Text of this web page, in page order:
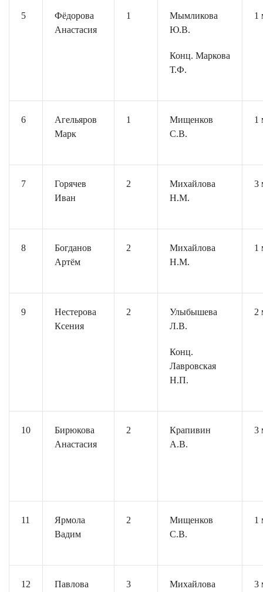
5
Фёдорова
Анастасия
1
Мымликова
Ю.В.
Конц. Маркова
Т.Ф.
1
6
Агельяров
Марк
1
Мищенков
С.В.
1
7
Горячев
Иван
2
Михайлова
Н.М.
3
8
Богданов
Артём
2
Михайлова
Н.М.
1
9
Нестерова
Ксения
2
Улыбышева
Л.В.
Конц.
Лавровская
Н.П.
2
10
Бирюкова
Анастасия
2
Крапивин
А.В.
3
11
Ярмола
Вадим
2
Мищенков
С.В.
1
12 Павлова 3 Михайлова 3